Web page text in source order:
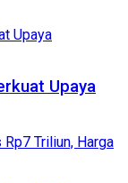
Upaya